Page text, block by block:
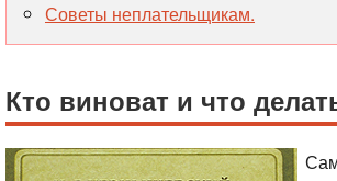
Советы неплательщикам.
Кто виноват и что